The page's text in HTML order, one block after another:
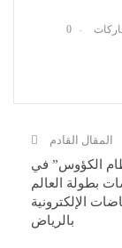
0
المقال القادم
الكؤوس” في
بطولة العالم
الإلكترونية
بالرياض